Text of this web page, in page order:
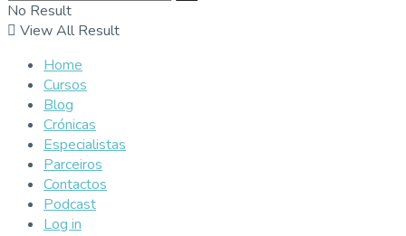
No Result
View All Result
Home
Cursos
Blog
Crónicas
Especialistas
Parceiros
Contactos
Podcast
Log in